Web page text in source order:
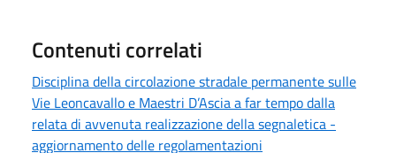
Contenuti correlati
Disciplina della circolazione stradale permanente sulle
Vie Leoncavallo e Maestri D’Ascia a far tempo dalla
relata di avvenuta realizzazione della segnaletica -
aggiornamento delle regolamentazioni